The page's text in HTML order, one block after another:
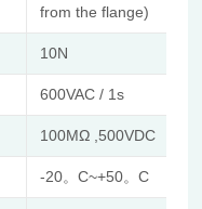
from the flange)
10N
600VAC / 1s
100MΩ ,500VDC
-20。C~+50。C